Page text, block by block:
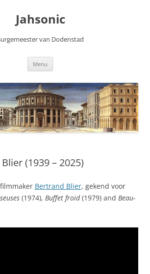
Jahsonic
van Dodenstad
Menu
(1939 – 2025)
Bertrand Blier, gekend voor
(1974), Buffet froid(1979) and Beau-